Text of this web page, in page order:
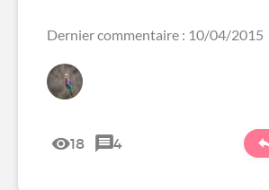
Dernier commentaire : 10/04/2015
18 4